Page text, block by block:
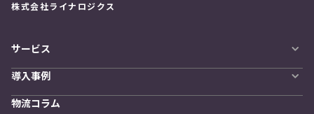
株式会社ライナロジクス
サービス
LYNA DXプラットフォーム
発着管理オプション
訪問計画
導入事例
導入をご検討の方へ
物流コラム